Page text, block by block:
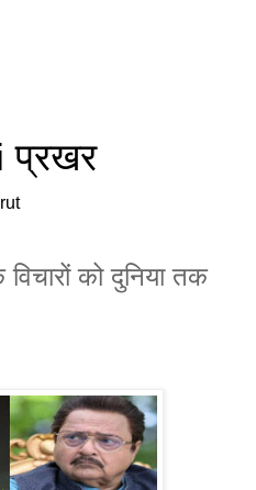
प्रखर
को दुनिया तक